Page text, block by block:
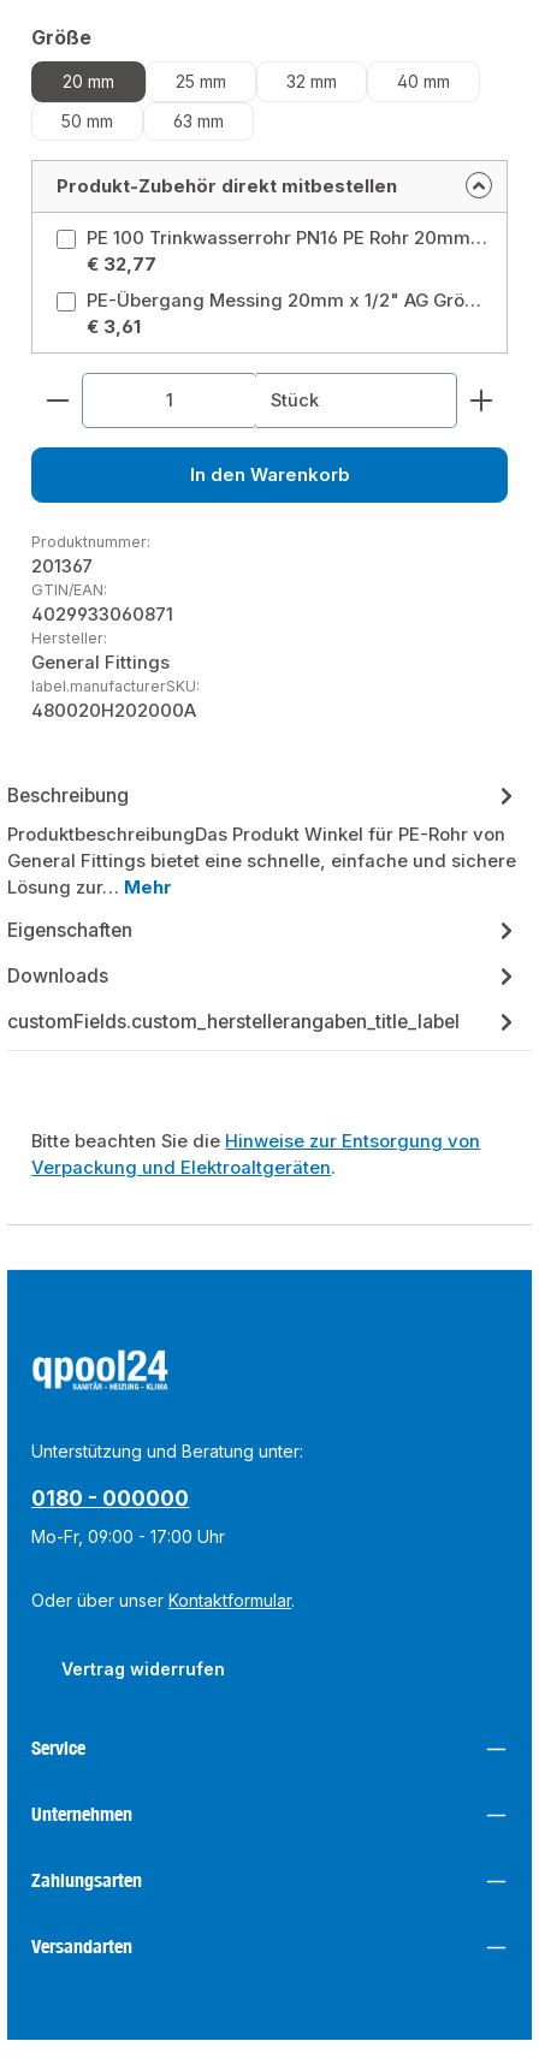
Größeauswählen
20 mm 25 mm 32 mm
40 mm
50 mm
63 mm
Produkt-Zubehör direkt mitbestellen
PE 100 Trinkwasserrohr PN16 PE Rohr 20mm 1/2" 50m DVGW Größe: Ø20 mm x 50 m
€ 32,77
PE-Übergang Messing 20mm x 1/2" AG Größe: 20 mm
€ 3,61
Produkt Anzahl: Gib den gewünschten Wert
Stück
In den Warenkorb
Produktnummer:
201367
GTIN/EAN:
4029933060871
Hersteller:
General Fittings
label.manufacturerSKU:
480020H202000A
Beschreibung
ProduktbeschreibungDas Produkt Winkel für PE-Rohr von
General Fittings bietet eine schnelle, einfache und sichere
Lösung zur… Mehr
Eigenschaften
Downloads
customFields.custom_herstellerangaben_title_label
Bitte beachten Sie die Hinweise zur Entsorgung von
Verpackung und Elektroaltgeräten.
Unterstützung und Beratung unter:
0180 - 000000
Mo-Fr, 09:00 - 17:00 Uhr
Oder über unserKontaktformular.
Vertrag widerrufen
Service
Unternehmen
Zahlungsarten
Versandarten